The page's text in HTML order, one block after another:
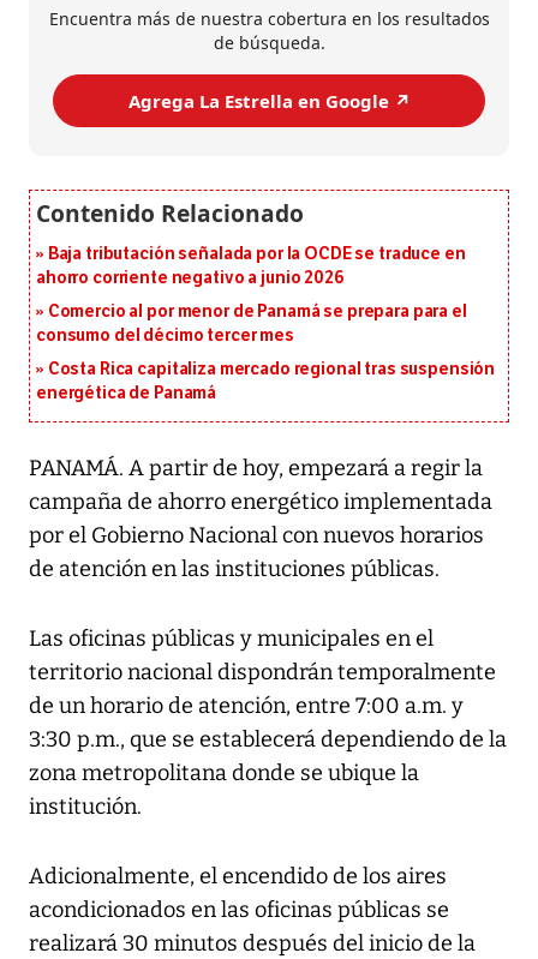
Encuentra más de nuestra cobertura en los resultados
de búsqueda.
Agrega La Estrella en Google ↗️
Baja tributación señalada por la OCDE se traduce en
ahorro corriente negativo a junio 2026
Comercio al por menor de Panamá se prepara para el
consumo del décimo tercer mes
Costa Rica capitaliza mercado regional tras suspensión
energética de Panamá
PANAMÁ. A partir de hoy, empezará a regir la
campaña de ahorro energético implementada
por el Gobierno Nacional con nuevos horarios
de atención en las instituciones públicas.
Las oficinas públicas y municipales en el
territorio nacional dispondrán temporalmente
de un horario de atención, entre 7:00 a.m. y
3:30 p.m., que se establecerá dependiendo de la
zona metropolitana donde se ubique la
institución.
Adicionalmente, el encendido de los aires
acondicionados en las oficinas públicas se
realizará 30 minutos después del inicio de la